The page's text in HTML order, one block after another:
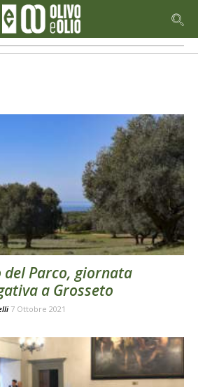
Parco, giornata
a Grosseto
7 Ottobre 2021